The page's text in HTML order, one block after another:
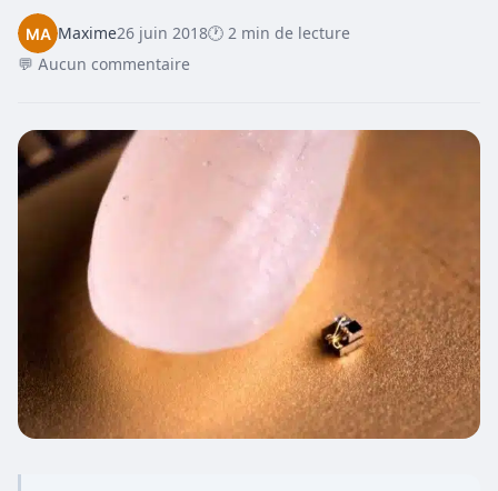
Maxime26 juin 2018🕐 2 min de lecture
💬 Aucun commentaire